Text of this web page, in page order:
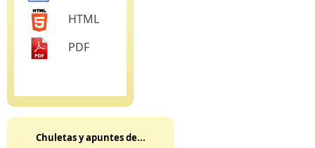
HTML
PDF
Chuletas y apuntes de...